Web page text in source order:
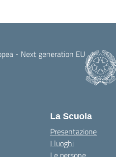
La Scuola
Presentazione
I luoghi